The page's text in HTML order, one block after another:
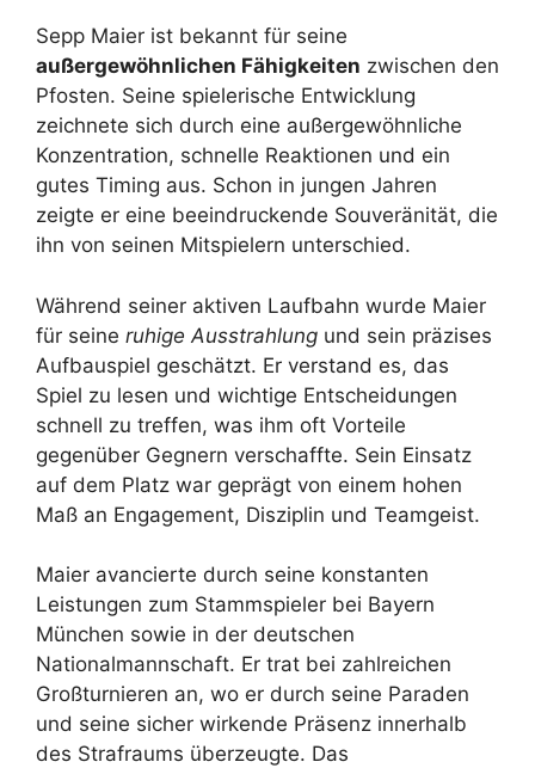
Sepp Maier ist bekannt für seine
außergewöhnlichen Fähigkeiten zwischen den
Pfosten. Seine spielerische Entwicklung
zeichnete sich durch eine außergewöhnliche
Konzentration, schnelle Reaktionen und ein
gutes Timing aus. Schon in jungen Jahren
zeigte er eine beeindruckende Souveränität, die
ihn von seinen Mitspielern unterschied.
Während seiner aktiven Laufbahn wurde Maier
für seine ruhige Ausstrahlung und sein präzises
Aufbauspiel geschätzt. Er verstand es, das
Spiel zu lesen und wichtige Entscheidungen
schnell zu treffen, was ihm oft Vorteile
gegenüber Gegnern verschaffte. Sein Einsatz
auf dem Platz war geprägt von einem hohen
Maß an Engagement, Disziplin und Teamgeist.
Maier avancierte durch seine konstanten
Leistungen zum Stammspieler bei Bayern
München sowie in der deutschen
Nationalmannschaft. Er trat bei zahlreichen
Großturnieren an, wo er durch seine Paraden
und seine sicher wirkende Präsenz innerhalb
des Strafraums überzeugte. Das